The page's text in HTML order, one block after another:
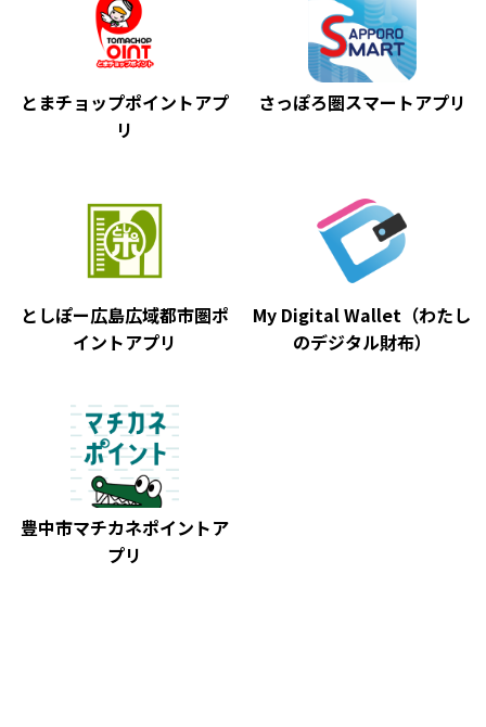
とまチョップポイントアプ
リ
さっぽろ圏スマートアプリ
としぽー広島広域都市圏ポ
イントアプリ
My Digital Wallet（わたし
のデジタル財布）
豊中市マチカネポイントア
プリ